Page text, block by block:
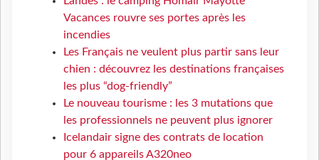
Vacances rouvre ses portes après les
incendies
Les Français ne veulent plus partir sans leur
chien : découvrez les destinations françaises
les plus “dog-friendly”
Le nouveau tourisme : les 3 mutations que
les professionnels ne peuvent plus ignorer
Icelandair signe des contrats de location
pour 6 appareils A320neo